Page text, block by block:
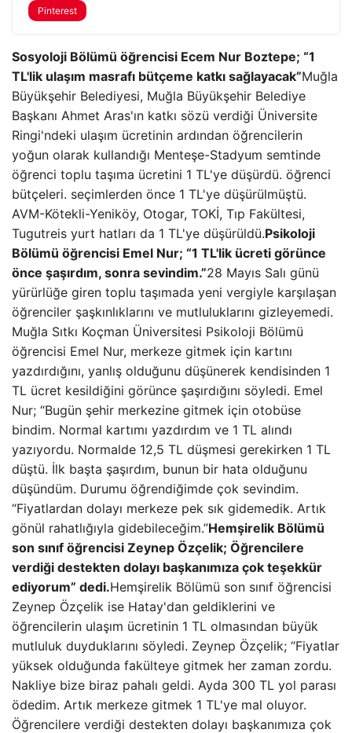
Pinterest
Sosyoloji Bölümü öğrencisi Ecem Nur Boztepe; “1
TL'lik ulaşım masrafı bütçeme katkı sağlayacak”Muğla
Büyükşehir Belediyesi, Muğla Büyükşehir Belediye
Başkanı Ahmet Aras'ın katkı sözü verdiği Üniversite
Ringi'ndeki ulaşım ücretinin ardından öğrencilerin
yoğun olarak kullandığı Menteşe-Stadyum semtinde
öğrenci toplu taşıma ücretini 1 TL'ye düşürdü. öğrenci
bütçeleri. seçimlerden önce 1 TL'ye düşürülmüştü.
AVM-Kötekli-Yeniköy, Otogar, TOKİ, Tıp Fakültesi,
Tugutreis yurt hatları da 1 TL'ye düşürüldü.Psikoloji
Bölümü öğrencisi Emel Nur; “1 TL'lik ücreti görünce
önce şaşırdım, sonra sevindim.”28 Mayıs Salı günü
yürürlüğe giren toplu taşımada yeni vergiyle karşılaşan
öğrenciler şaşkınlıklarını ve mutluluklarını gizleyemedi.
Muğla Sıtkı Koçman Üniversitesi Psikoloji Bölümü
öğrencisi Emel Nur, merkeze gitmek için kartını
yazdırdığını, yanlış olduğunu düşünerek kendisinden 1
TL ücret kesildiğini görünce şaşırdığını söyledi. Emel
Nur; “Bugün şehir merkezine gitmek için otobüse
bindim. Normal kartımı yazdırdım ve 1 TL alındı ​​
yazıyordu. Normalde 12,5 TL düşmesi gerekirken 1 TL
düştü. İlk başta şaşırdım, bunun bir hata olduğunu
düşündüm. Durumu öğrendiğimde çok sevindim.
“Fiyatlardan dolayı merkeze pek sık gidemedik. Artık
gönül rahatlığıyla gidebileceğim.”Hemşirelik Bölümü
son sınıf öğrencisi Zeynep Özçelik; Öğrencilere
verdiği destekten dolayı başkanımıza çok teşekkür
ediyorum” dedi.Hemşirelik Bölümü son sınıf öğrencisi
Zeynep Özçelik ise Hatay'dan geldiklerini ve
öğrencilerin ulaşım ücretinin 1 TL olmasından büyük
mutluluk duyduklarını söyledi. Zeynep Özçelik; “Fiyatlar
yüksek olduğunda fakülteye gitmek her zaman zordu.
Nakliye bize biraz pahalı geldi. Ayda 300 TL yol parası
ödedim. Artık merkeze gitmek 1 TL'ye mal oluyor.
Öğrencilere verdiği destekten dolayı başkanımıza çok